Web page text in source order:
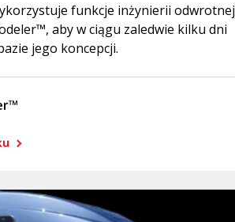
funkcje inżynierii odwrotnej
aby w ciągu zaledwie kilku dni
jego koncepcji.